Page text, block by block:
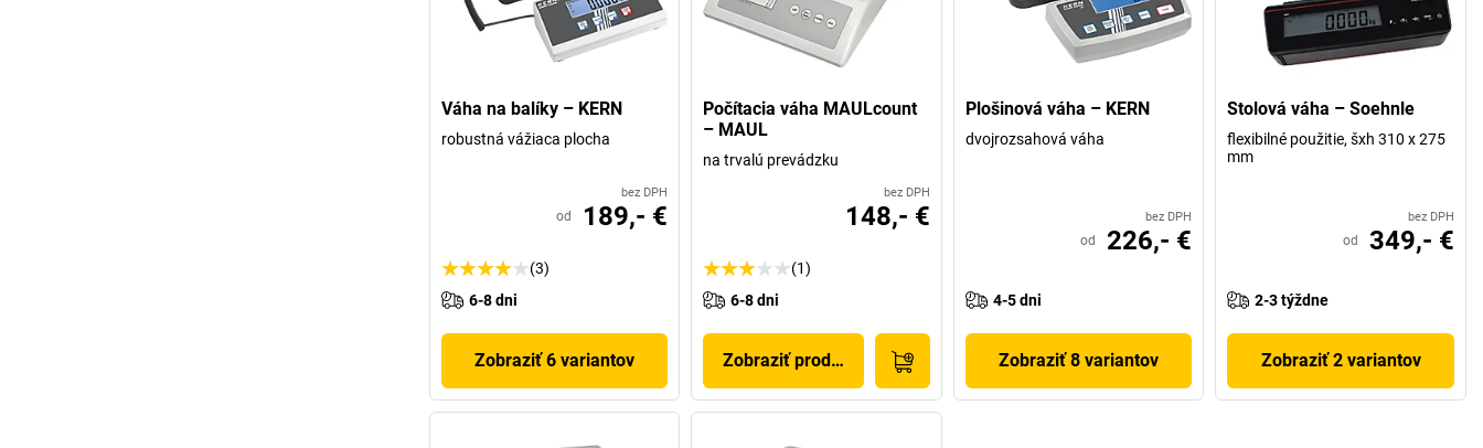
Váha na balíky – KERN
robustná vážiaca plocha
bez DPH
od 189,- €
(3)
6-8 dni
Zobraziť 6 variantov
Počítacia váha MAULcount
– MAUL
na trvalú prevádzku
bez DPH
148,- €
(1)
6-8 dni
Zobraziť produkt
Plošinová váha – KERN
dvojrozsahová váha
bez DPH
od 226,- €
4-5 dni
Zobraziť 8 variantov
Stolová váha – Soehnle
flexibilné použitie, šxh 310 x 275
mm
bez DPH
od 349,- €
2-3 týždne
Zobraziť 2 variantov